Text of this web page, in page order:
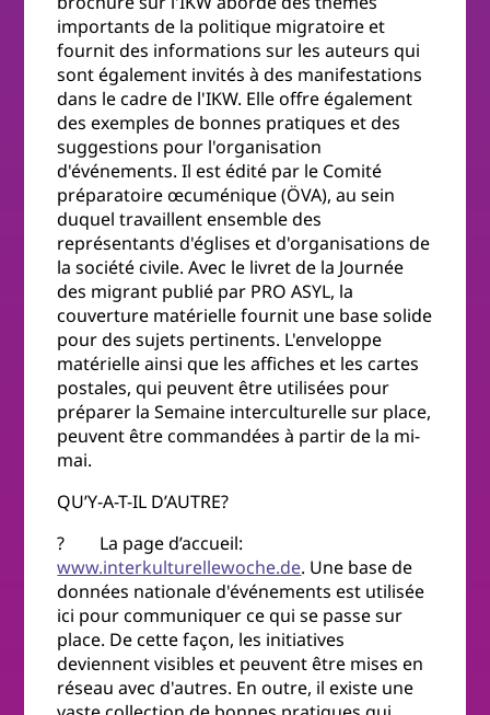
importants de la politique migratoire et
fournit des informations sur les auteurs qui
sont également invités à des manifestations
dans le cadre de l'IKW. Elle offre également
des exemples de bonnes pratiques et des
suggestions pour l'organisation
d'événements. Il est édité par le Comité
préparatoire œcuménique (ÖVA), au sein
duquel travaillent ensemble des
représentants d'églises et d'organisations de
la société civile. Avec le livret de la Journée
des migrant publié par PRO ASYL, la
couverture matérielle fournit une base solide
pour des sujets pertinents. L'enveloppe
matérielle ainsi que les affiches et les cartes
postales, qui peuvent être utilisées pour
préparer la Semaine interculturelle sur place,
peuvent être commandées à partir de la mi-
mai.
QU’Y-A-T-IL D’AUTRE?
? La page d’accueil:
www.interkulturellewoche.de. Une base de
données nationale d'événements est utilisée
ici pour communiquer ce qui se passe sur
place. De cette façon, les initiatives
deviennent visibles et peuvent être mises en
réseau avec d'autres. En outre, il existe une